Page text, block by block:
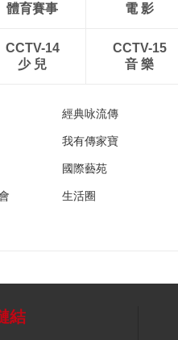
體育賽事
電 影
CCTV-14
少 兒
CCTV-15
音 樂
經典咏流傳
我有傳家寶
國際藝苑
生活圈
結